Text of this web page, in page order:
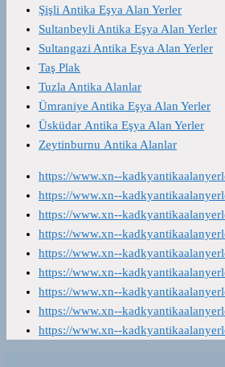
Şişli Antika Eşya Alan Yerler
Sultanbeyli Antika Eşya Alan Yerler
Sultangazi Antika Eşya Alan Yerler
Taş Plak
Tuzla Antika Alanlar
Ümraniye Antika Eşya Alan Yerler
Üsküdar Antika Eşya Alan Yerler
Zeytinburnu Antika Alanlar
https://www.xn--
https://www.xn--
https://www.xn--
https://www.xn--
https://www.xn--
https://www.xn--
https://www.xn--
https://www.xn--
https://www.xn--